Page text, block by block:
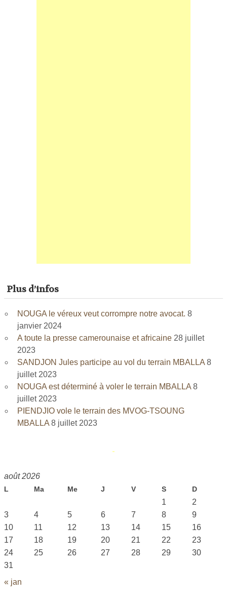
Plus d’infos
NOUGA le véreux veut corrompre notre avocat. 8
janvier 2024
A toute la presse camerounaise et africaine 28 juillet
2023
SANDJON Jules participe au vol du terrain MBALLA 8
juillet 2023
NOUGA est déterminé à voler le terrain MBALLA 8
juillet 2023
PIENDJIO vole le terrain des MVOG-TSOUNG
MBALLA 8 juillet 2023
août 2026
L Ma Me J V S D
« jan
1
2
3
4 5 6 7 8
9
10
11 12 13 14 15
16
17
18 19 20 21 22
23
24
25 26 27 28 29
30
31